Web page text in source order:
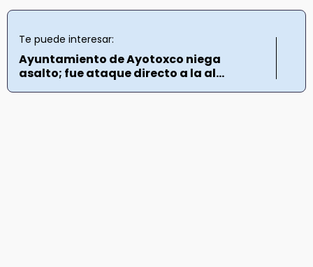
Te puede interesar:
Ayuntamiento de Ayotoxco niega
asalto; fue ataque directo a la al...